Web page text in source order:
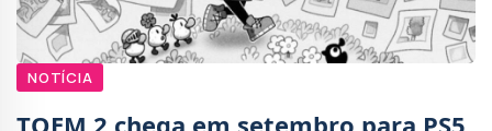
NOTÍCIA
TOEM 2 chega em setembro para PS5,